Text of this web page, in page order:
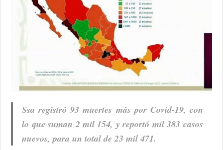
Ssa registró 93 muertes más por Covid-19, con
lo que suman 2 mil 154, y reportó mil 383 casos
nuevos, para un total de 23 mil 471.